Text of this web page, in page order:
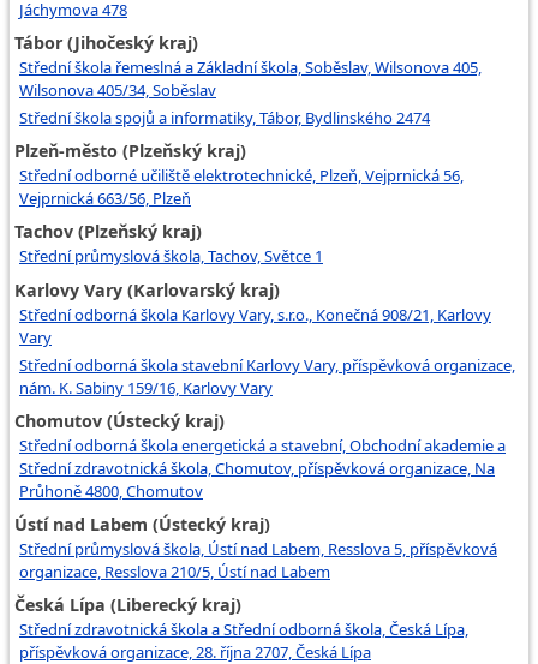
Jáchymova 478
Tábor (Jihočeský kraj)
Střední škola řemeslná a Základní škola, Soběslav, Wilsonova 405,
Wilsonova 405/34, Soběslav
Střední škola spojů a informatiky, Tábor, Bydlinského 2474
Plzeň-město (Plzeňský kraj)
Střední odborné učiliště elektrotechnické, Plzeň, Vejprnická 56,
Vejprnická 663/56, Plzeň
Tachov (Plzeňský kraj)
Střední průmyslová škola, Tachov, Světce 1
Karlovy Vary (Karlovarský kraj)
Střední odborná škola Karlovy Vary, s.r.o., Konečná 908/21, Karlovy
Vary
Střední odborná škola stavební Karlovy Vary, příspěvková organizace,
nám. K. Sabiny 159/16, Karlovy Vary
Chomutov (Ústecký kraj)
Střední odborná škola energetická a stavební, Obchodní akademie a
Střední zdravotnická škola, Chomutov, příspěvková organizace, Na
Průhoně 4800, Chomutov
Ústí nad Labem (Ústecký kraj)
Střední průmyslová škola, Ústí nad Labem, Resslova 5, příspěvková
organizace, Resslova 210/5, Ústí nad Labem
Česká Lípa (Liberecký kraj)
Střední zdravotnická škola a Střední odborná škola, Česká Lípa,
příspěvková organizace, 28. října 2707, Česká Lípa